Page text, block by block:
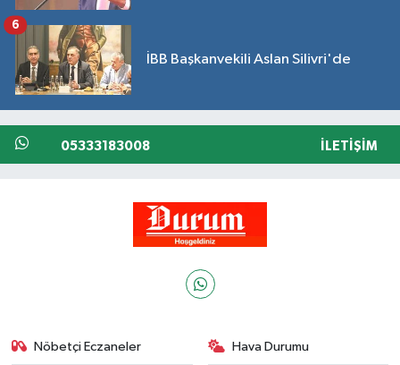
İBB Başkanvekili Aslan Silivri'de
6
05333183008 İLETIŞIM
Nöbetçi Eczaneler Hava Durumu